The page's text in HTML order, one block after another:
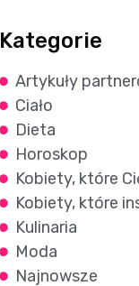
Kategorie
Artykuły
Ciało
Dieta
Horoskop
Kobiety, które
Kobiety, które
Kulinaria
Moda
Najnowsze